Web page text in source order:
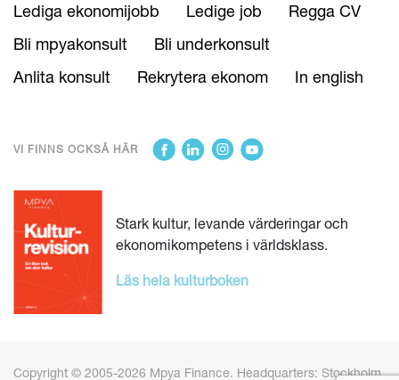
Lediga ekonomijobb Ledige job
Regga CV
Bli mpyakonsult
Bli underkonsult
Anlita konsult
Rekrytera ekonom In english
Stark kultur, levande värderingar och
ekonomikompetens i världsklass.
Läs hela kulturboken
VI FINNS OCKSÅ HÄR
Copyright © 2005-2026 Mpya Finance. Headquarters: Stockholm,